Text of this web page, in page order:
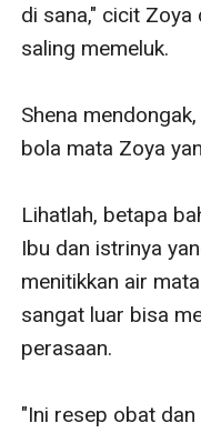
di sana," cicit
saling memeluk.
Shena
bola mata Zoya
Lihatlah, betapa
Ibu dan istrinya
menitikkan air
sangat luar bisa
perasaan.
"Ini resep obat dan